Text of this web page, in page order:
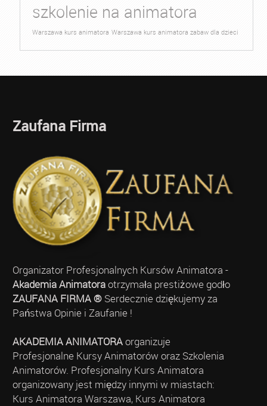
szkolenie na animatora
Warszawa kurs animatora Warszawa kurs animatora zabaw dla dzieci
Zaufana Firma
Organizator Profesjonalnych Kursów Animatora -
Akademia Animatoraotrzymała prestiżowe godło
ZAUFANA FIRMA ®Serdecznie dziękujemy za
Państwa Opinie i Zaufanie !
AKADEMIA ANIMATORAorganizuje
Profesjonalne Kursy Animatorów oraz Szkolenia
Animatorów. Profesjonalny Kurs Animatora
organizowany jest między innymi w miastach:
Kurs Animatora Warszawa, Kurs Animatora